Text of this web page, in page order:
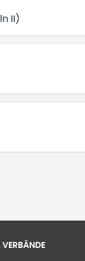
II)
VERBÄNDE